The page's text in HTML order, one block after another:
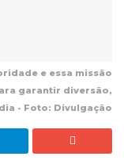
e essa missão
garantir diversão,
- Foto: Divulgação